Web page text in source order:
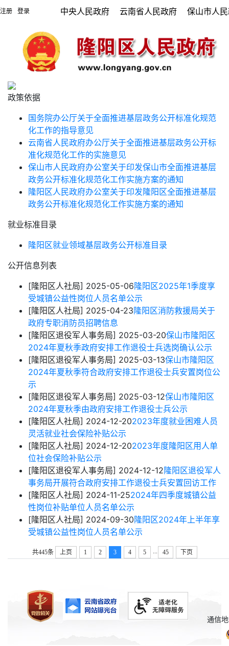
注册 登录 中央人民政府 云南省人民政府 保山市人
政策依据
国务院办公厅关于全面推进基层政务公开标准化规范
化工作的指导意见
云南省人民政府办公厅关于全面推进基层政务公开标
准化规范化工作的实施意见
保山市人民政府办公室关于印发保山市全面推进基层
政务公开标准化规范化工作实施方案的通知
隆阳区人民政府办公室关于印发隆阳区全面推进基层
政务公开标准化规范化工作实施方案的通知
就业标准目录
隆阳区就业领域基层政务公开标准目录
公开信息列表
[隆阳区人社局] 2025-05-06隆阳区2025年1季度享
受城镇公益性岗位人员名单公示
[隆阳区人社局] 2025-04-23隆阳区消防救援局关于
政府专职消防员招聘信息
[隆阳区退役军人事务局] 2025-03-20保山市隆阳区
2024年夏秋季政府安排工作退役士兵选岗确认公示
[隆阳区退役军人事务局] 2025-03-13保山市隆阳区
2024年夏秋季符合政府安排工作退役士兵安置岗位公
示
[隆阳区退役军人事务局] 2025-03-12保山市隆阳区
2024年夏秋季由政府安排工作退役士兵公示
[隆阳区人社局] 2024-12-202023年度就业困难人员
灵活就业社会保险补贴公示
[隆阳区人社局] 2024-12-202023年度隆阳区用人单
位社会保险补贴公示
[隆阳区退役军人事务局] 2024-12-12隆阳区退役军人
事务局开展符合政府安排工作退役士兵安置回访工作
[隆阳区人社局] 2024-11-252024年四季度城镇公益
性岗位补贴单位人员名单公示
[隆阳区人社局] 2024-09-30隆阳区2024年上半年享
受城镇公益性岗位人员名单公示
共445条 上页 1 2 3 4 5 ... 45 下页
通信